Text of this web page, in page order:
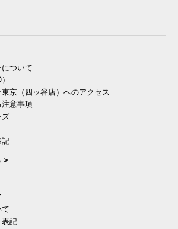
ついて
京（四ッ谷店）へのアクセス
意事項
ズ
記
>
て
表記